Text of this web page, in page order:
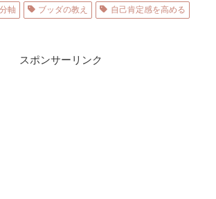
軸 ブッダの教え
自己肯定感を高める
スポンサーリンク